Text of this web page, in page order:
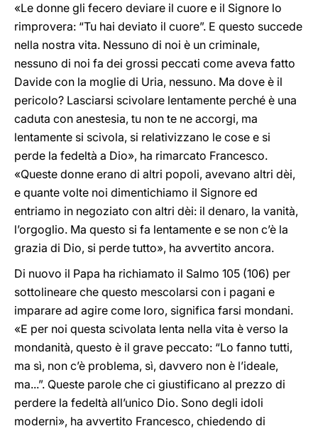
«Le donne gli fecero deviare il cuore e il Signore lo
rimprovera: “Tu hai deviato il cuore”. E questo succede
nella nostra vita. Nessuno di noi è un criminale,
nessuno di noi fa dei grossi peccati come aveva fatto
Davide con la moglie di Uria, nessuno. Ma dove è il
pericolo? Lasciarsi scivolare lentamente perché è una
caduta con anestesia, tu non te ne accorgi, ma
lentamente si scivola, si relativizzano le cose e si
perde la fedeltà a Dio», ha rimarcato Francesco.
«Queste donne erano di altri popoli, avevano altri dèi,
e quante volte noi dimentichiamo il Signore ed
entriamo in negoziato con altri dèi: il denaro, la vanità,
l’orgoglio. Ma questo si fa lentamente e se non c’è la
grazia di Dio, si perde tutto», ha avvertito ancora.
Di nuovo il Papa ha richiamato il Salmo 105 (106) per
sottolineare che questo mescolarsi con i pagani e
imparare ad agire come loro, significa farsi mondani.
«E per noi questa scivolata lenta nella vita è verso la
mondanità, questo è il grave peccato: “Lo fanno tutti,
ma sì, non c’è problema, sì, davvero non è l’ideale,
ma...”. Queste parole che ci giustificano al prezzo di
perdere la fedeltà all’unico Dio. Sono degli idoli
moderni», ha avvertito Francesco, chiedendo di